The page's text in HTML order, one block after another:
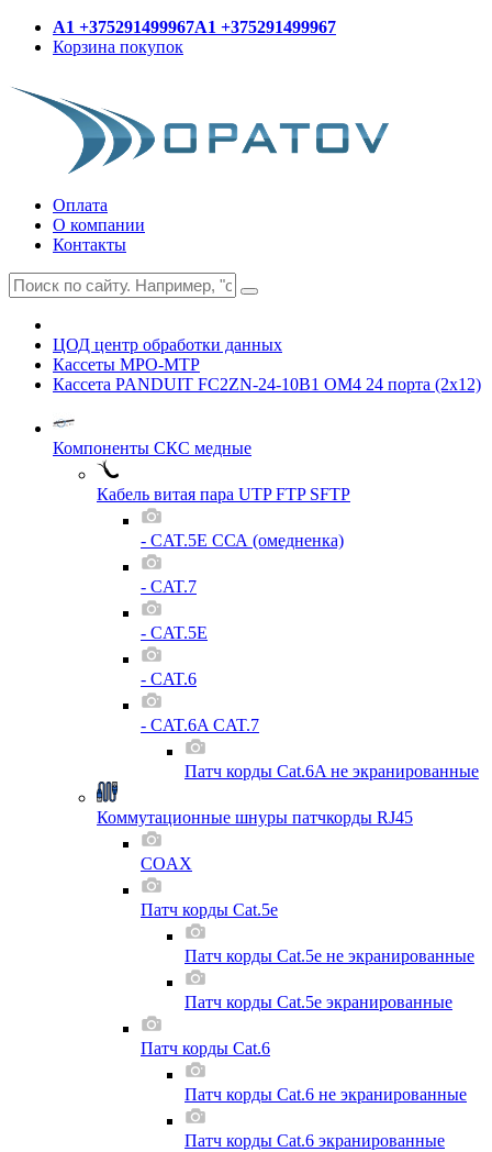
A1 +375291499967A1 +375291499967
Корзина покупок
Оплата
О компании
Контакты
ЦОД центр обработки данных
Кассеты MPO-MTP
Кассета PANDUIT FC2ZN-24-10B1 OM4 24 порта (2x12)
Компоненты СКС медные
Кабель витая пара UTP FTP SFTP
- CAT.5E ССА (омедненка)
- CAT.7
- CAT.5E
- CAT.6
- CAT.6A CAT.7
Патч корды Cat.6A не экранированные
Коммутационные шнуры патчкорды RJ45
COAX
Патч корды Cat.5e
Патч корды Cat.5e не экранированные
Патч корды Cat.5e экранированные
Патч корды Cat.6
Патч корды Cat.6 не экранированные
Патч корды Cat.6 экранированные